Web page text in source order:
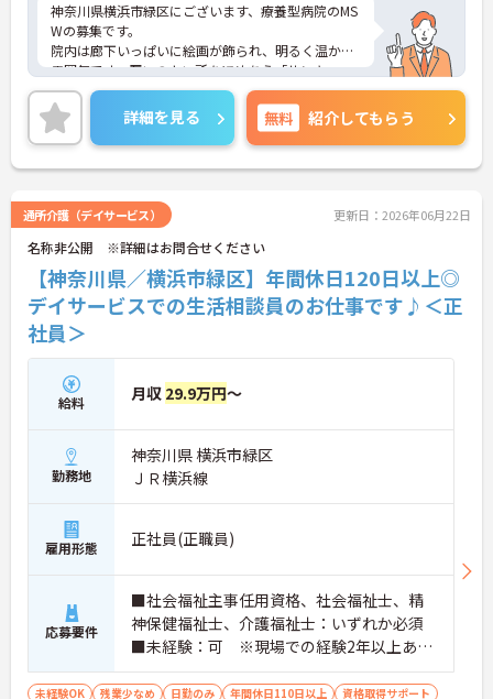
神奈川県横浜市緑区にございます、療養型病院のMS
Wの募集です。
院内は廊下いっぱいに絵画が飾られ、明るく温かな
雰囲気です。互いのよい所をほめあう「サンキュー
カード」活動等、独自な活動があり、あいさつの盛
んなアットホームな職場です。
ご興味ある方はさらに詳細をお話しいたしますので
お気軽にご相談ください。
詳細を見る 無料 紹介してもらう
通所介護（デイサービス） 更新日：2026年06月22日
名称非公開 ※詳細はお問合せください
【神奈川県／横浜市緑区】年間休日120日以上◎
デイサービスでの生活相談員のお仕事です♪＜正
社員＞
給料 月収 29.9万円～
勤務地
神奈川県 横浜市緑区
ＪＲ横浜線
雇用形態 正社員(正職員)
応募要件
■社会福祉主事任用資格、社会福祉士、精
神保健福祉士、介護福祉士：いずれか必須
■未経験：可 ※現場での経験2年以上あれ
ば尚可 ※PCスキル：必須
未経験OK 残業少なめ 日勤のみ 年間休日110日以上
資格取得サポート